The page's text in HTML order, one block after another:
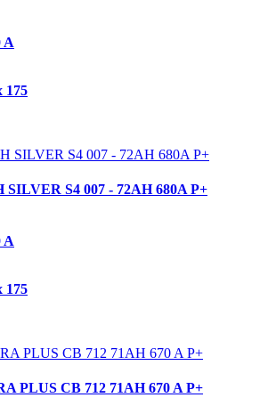
A
175
S4 007 - 72AH 680A P+
A
175
PLUS CB 712 71AH 670 A P+